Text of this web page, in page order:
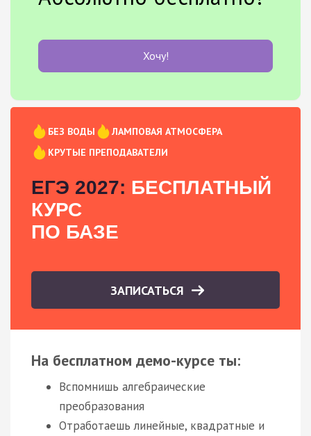
Хочу!
БЕЗ ВОДЫ
ЛАМПОВАЯ АТМОСФЕРА
КРУТЫЕ ПРЕПОДАВАТЕЛИ
ЕГЭ 2027: БЕСПЛАТНЫЙ
КУРС
ПО БАЗЕ
ЗАПИСАТЬСЯ
На бесплатном демо-курсе ты:
Вспомнишь алгебраические
преобразования
Отработаешь линейные, квадратные и